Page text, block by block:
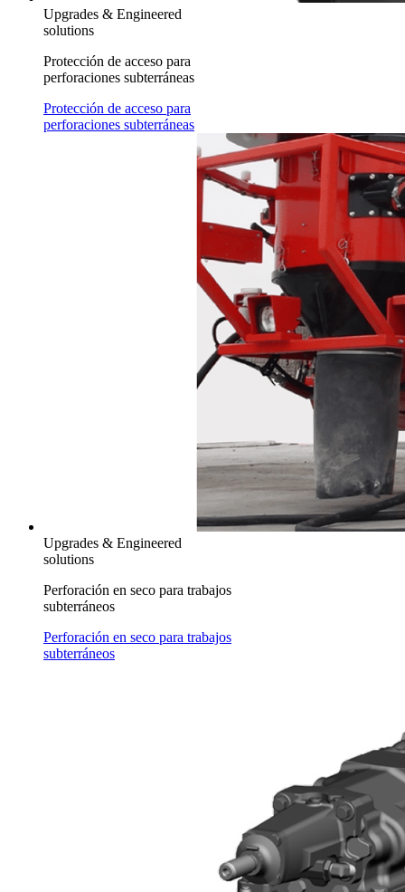
Upgrades & Engineered
solutions
Protección de acceso para
perforaciones subterráneas
Protección de acceso para
perforaciones subterráneas
Upgrades & Engineered
solutions
Perforación en seco para trabajos
subterráneos
Perforación en seco para trabajos
subterráneos